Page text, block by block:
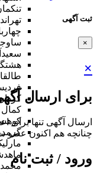
ثبت آگهی
×
×
برای ارسال
ارسال آگهی تنها برای
چنانچه هم‌ اکنون عضو
ورود / ثبت نام